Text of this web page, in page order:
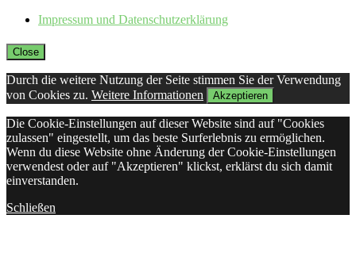
Impressum und Datenschutzerklärung
Close
Durch die weitere Nutzung der Seite stimmen Sie der Verwendung
von Cookies zu. Weitere Informationen Akzeptieren
Die Cookie-Einstellungen auf dieser Website sind auf "Cookies
zulassen" eingestellt, um das beste Surferlebnis zu ermöglichen.
Wenn du diese Website ohne Änderung der Cookie-Einstellungen
verwendest oder auf "Akzeptieren" klickst, erklärst du sich damit
einverstanden.
Schließen